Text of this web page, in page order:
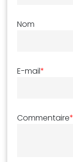
Nom
E-mail*
Commentaire*